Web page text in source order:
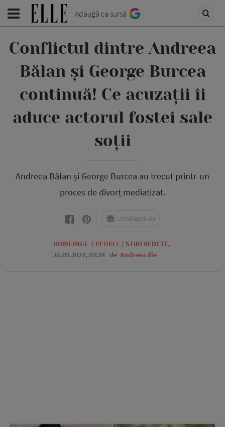
Adaugă ca sursă
Conflictul dintre Andreea
Bălan și George Burcea
continuă! Ce acuzații îi
aduce actorul fostei sale
soții
Andreea Bălan și George Burcea au trecut printr-un
proces de divorț mediatizat.
HOMEPAGE / PEOPLE / STIRI VEDETE,
26.09.2022, 09:34 de Andreea Ilie
Urmărește-ne